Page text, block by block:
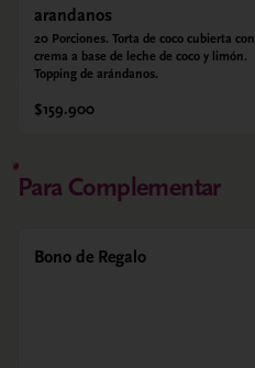
arandanos
20 Porciones. Torta de coco cubierta con
crema a base de leche de coco y limón.
Topping de arándanos.
$159.900
Para Complementar
Bono de Regalo